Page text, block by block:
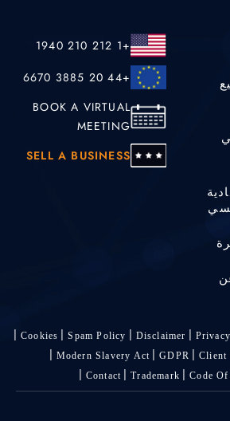
+1 212 210 1940
+44 20 3885 6670
BOOK A VIRTUAL
MEETING
SELL A BUSINESS
Disclaimer
Spam Policy
Cookies
Client
GDPR
Modern Slavery Act
Code
Trademark
Contact